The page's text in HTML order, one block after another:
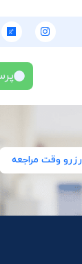
رزرو وقت مراجعه